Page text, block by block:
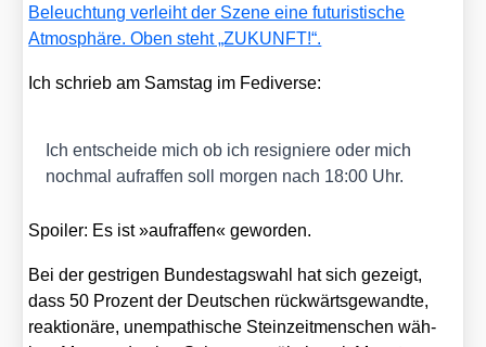
Ich schrieb am Sams­tag im Fedi­ver­se:
Ich ent­schei­de mich ob ich resi­gnie­re oder mich
noch­mal auf­raf­fen soll mor­gen nach 18:00 Uhr.
Spoi­ler: Es ist »auf­raf­fen« gewor­den.
Bei der gest­ri­gen Bun­des­tags­wahl hat sich gezeigt,
dass 50 Pro­zent der Deut­schen rück­wärts­ge­wand­te,
reak­tio­nä­re, unem­pa­thi­sche Stein­zeit­men­schen wäh­